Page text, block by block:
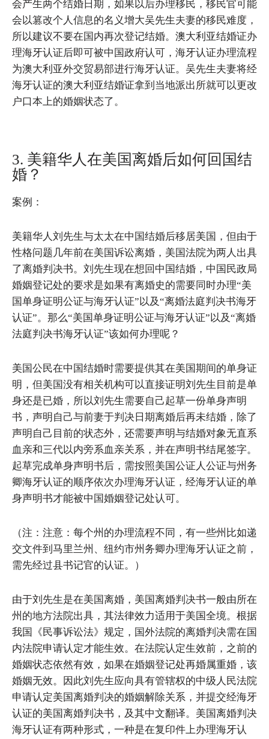
会产生两个结婚日期，如果以后办理移民，移民官可能
会以篡改个人信息的名义增大吴先生夫妻的移民难度，
所以建议不要在国内再次登记结婚。澳大利亚结婚证办
理海牙认证后即可被中国政府认可，海牙认证办理流程
为澳大利亚外交贸易部进行海牙认证。吴先生夫妻将经
海牙认证的澳大利亚结婚证拿到当地派出所就可以更改
户口本上的婚姻状态了。
3. 美籍华人在美国离婚后如何回国结
婚？
案例：
美籍华人刘先生与太太在中国结婚后移居美国，但由于
性格问题几年前在美国诉讼离婚，美国法院为两人出具
了离婚判决书。刘先生现在想回中国结婚，中国民政局
婚姻登记处的要求是如果有离婚史的需要同时办理“美
国单身证明公证与海牙认证”以及“离婚法庭判决书海牙
认证”。那么“美国单身证明公证与海牙认证”以及“离婚
法庭判决书海牙认证”该如何办理呢？
美国公民在中国结婚时需要提供其在美国期间的单身证
明，但美国没有相关机构可以直接证明刘先生目前是单
身还是已婚，所以刘先生需要自己起草一份单身声明
书，声明自己与前妻于判决日期离婚后再未结婚，除了
声明自己目前的状态外，还需要声明与结婚对象无直系
血亲和三代以内旁系血亲关系，并在声明书结尾签字。
起草完成单身声明书后，需按照美国公证人公证与州务
卿海牙认证的顺序依次办理海牙认证，经海牙认证的单
身声明书才能被中国婚姻登记处认可。
（注：注意：每个州的办理流程不同，有一些州比如递
交文件到马里兰州、纽约市州务卿办理海牙认证之前，
需先经过县书记官的认证。）
由于刘先生是在美国离婚，美国离婚判决书一般由所在
州的地方法院出具，其法律效力适用于美国全境。根据
我国《民事诉讼法》规定，国外法院的离婚判决需在国
内法院申请认定才能生效。在法院认定生效前，之前的
婚姻状态依然有效，如果在婚姻登记处再婚属重婚，该
婚姻无效。因此刘先生应向具有管辖权的中级人民法院
申请认定美国离婚判决的婚姻解除关系，并提交经海牙
认证的美国离婚判决书，及其中文翻译。美国离婚判决
海牙认证有两种形式，一种是在复印件上办理海牙认